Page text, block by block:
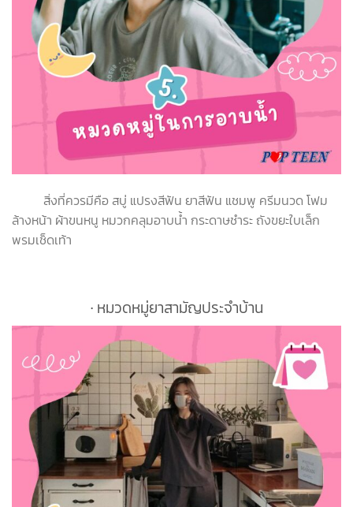
สิ่งที่ควรมีคือ สบู่ แปรงสีฟัน ยาสีฟัน แชมพู ครีมนวด โฟม
ล้างหน้า ผ้าขนหนู หมวกคลุมอาบน้ำ กระดาษชำระ ถังขยะใบเล็ก
พรมเช็ดเท้า
∙ หมวดหมู่ยาสามัญประจำบ้าน